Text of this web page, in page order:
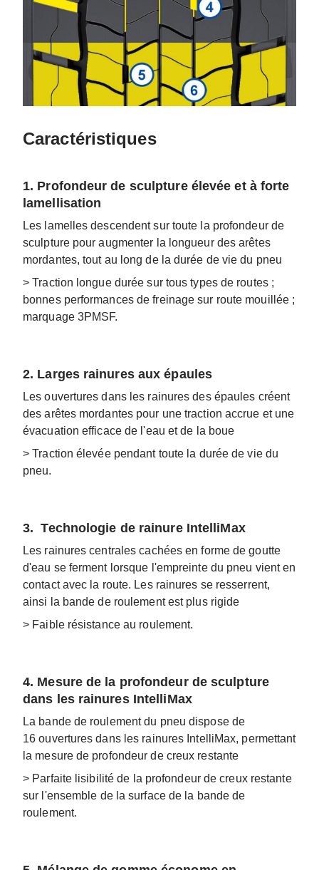
Caractéristiques
1. Profondeur de sculpture élevée et à forte
lamellisation
Les lamelles descendent sur toute la profondeur de
sculpture pour augmenter la longueur des arêtes
mordantes, tout au long de la durée de vie du pneu
> Traction longue durée sur tous types de routes ;
bonnes performances de freinage sur route mouillée ;
marquage 3PMSF.
2. Larges rainures aux épaules
Les ouvertures dans les rainures des épaules créent
des arêtes mordantes pour une traction accrue et une
évacuation efficace de l'eau et de la boue
> Traction élevée pendant toute la durée de vie du
pneu.
3. Technologie de rainure IntelliMax
Les rainures centrales cachées en forme de goutte
d'eau se ferment lorsque l'empreinte du pneu vient en
contact avec la route. Les rainures se resserrent,
ainsi la bande de roulement est plus rigide
> Faible résistance au roulement.
4. Mesure de la profondeur de sculpture
dans les rainures IntelliMax
La bande de roulement du pneu dispose de
16 ouvertures dans les rainures IntelliMax, permettant
la mesure de profondeur de creux restante
> Parfaite lisibilité de la profondeur de creux restante
sur l'ensemble de la surface de la bande de
roulement.